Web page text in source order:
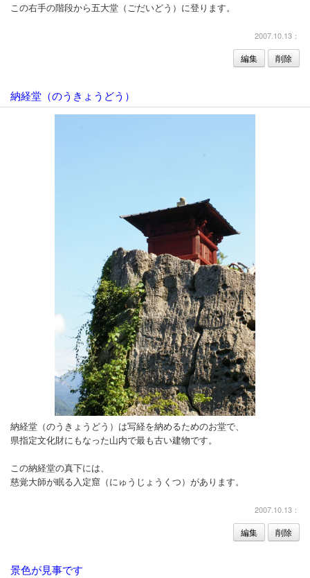
この右手の階段から五大堂（ごだいどう）に登ります。
2007.10.13：
編集 削除
納経堂（のうきょうどう）
納経堂（のうきょうどう）は写経を納めるためのお堂で、
県指定文化財にもなった山内で最も古い建物です。
この納経堂の真下には、
慈覚大師が眠る入定窟（にゅうじょうくつ）があります。
2007.10.13：
編集 削除
景色が見事です